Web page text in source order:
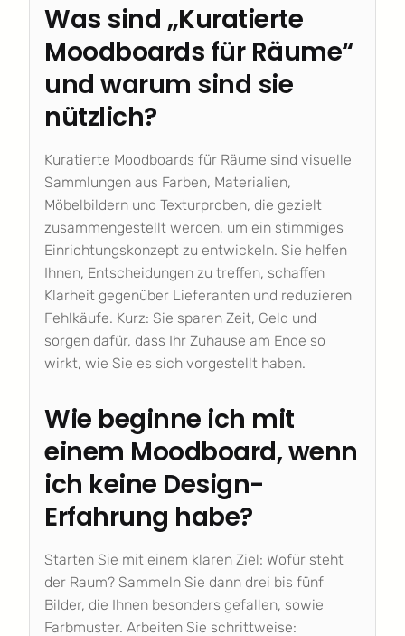
Was sind „Kuratierte
Moodboards für Räume“
und warum sind sie
nützlich?
Kuratierte Moodboards für Räume sind visuelle
Sammlungen aus Farben, Materialien,
Möbelbildern und Texturproben, die gezielt
zusammengestellt werden, um ein stimmiges
Einrichtungskonzept zu entwickeln. Sie helfen
Ihnen, Entscheidungen zu treffen, schaffen
Klarheit gegenüber Lieferanten und reduzieren
Fehlkäufe. Kurz: Sie sparen Zeit, Geld und
sorgen dafür, dass Ihr Zuhause am Ende so
wirkt, wie Sie es sich vorgestellt haben.
Wie beginne ich mit
einem Moodboard, wenn
ich keine Design-
Erfahrung habe?
Starten Sie mit einem klaren Ziel: Wofür steht
der Raum? Sammeln Sie dann drei bis fünf
Bilder, die Ihnen besonders gefallen, sowie
Farbmuster. Arbeiten Sie schrittweise: